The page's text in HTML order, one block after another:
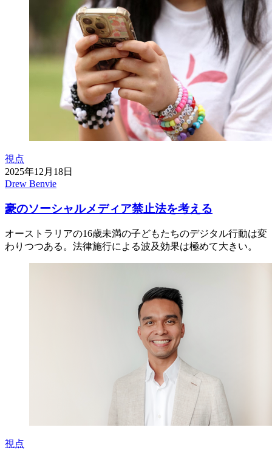
視点
2025年12月18日
Drew Benvie
豪のソーシャルメディア禁止法を考える
オーストラリアの16歳未満の子どもたちのデジタル行動は変
わりつつある。法律施行による波及効果は極めて大きい。
視点